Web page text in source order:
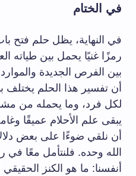
في الختام
في النهاية، يظل حلم ​فتح
رمزًا غنيًا يحمل بين طياته
بين⁢ الفرص الجديدة
‌أن تفسير⁢ هذا الحلم
لكل فرد، وما يحمله من
يبقى علم ⁢الأحلام عميقًا
أن نلقي ضوءًا على بعض
الله وحده. فلنتأمل معًا في
أنفسنا: ما⁢ هو ⁣الكنز